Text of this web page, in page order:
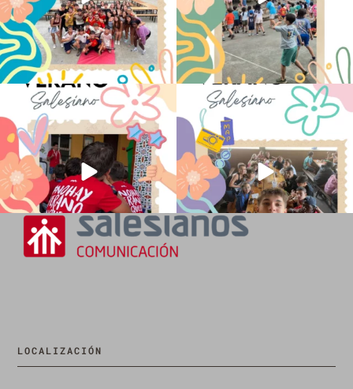
No hay verano sin que sea Salesiano ❤️
💫 en Luz 4
...
0
viviendo la alegría en el campamento
...
LOCALIZACIÓN